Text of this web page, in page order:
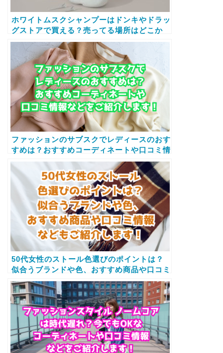
ホワイトムスクシャンプーはドンキやドラッ
グストアで買える？売ってる場所はどこか
amazonなど取扱店をご紹介します
ファッションのサブスクでレディースのおす
すめは？おすすめコーディネートや口コミ情
報などをご紹介します！
50代女性のストール色選びのポイントは？
似合うブランドや色、おすすめ商品や口コミ
情報などもご紹介します！